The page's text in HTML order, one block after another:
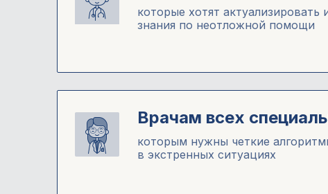
которые хотят актуализировать
знания по неотложной помощи
Врачам всех
которым нужны четкие
в экстренных ситуациях